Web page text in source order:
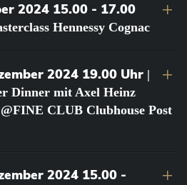
2024 15.00 - 17.00
Hennessy Cognac
2024 19.00 Uhr |
Dinner mit Axel Heinz
CLUB Clubhouse Post
2024 15.00 -